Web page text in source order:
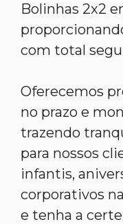
Bolinhas 2x2
com total
Oferecemos
no prazo e
trazendo
para nossos
infantis,
corporativos
e tenha a